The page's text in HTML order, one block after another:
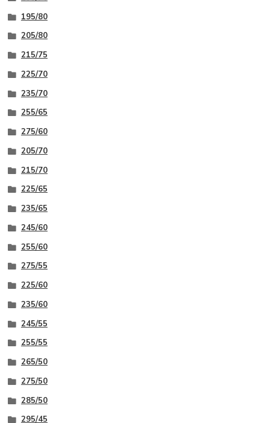
195/80
205/80
215/75
225/70
235/70
255/65
275/60
205/70
215/70
225/65
235/65
245/60
255/60
275/55
225/60
235/60
245/55
255/55
265/50
275/50
285/50
295/45